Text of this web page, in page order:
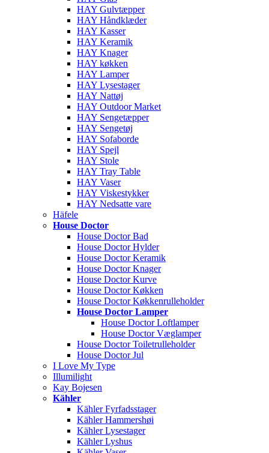
HAY Gulvtæpper
HAY Håndklæder
HAY Kasser
HAY Keramik
HAY Knager
HAY køkken
HAY Lamper
HAY Lysestager
HAY Nattøj
HAY Outdoor Market
HAY Sengetæpper
HAY Sengetøj
HAY Sofaborde
HAY Spejl
HAY Stole
HAY Tray Table
HAY Vaser
HAY Viskestykker
HAY Nedsatte vare
Häfele
House Doctor
House Doctor Bad
House Doctor Hylder
House Doctor Keramik
House Doctor Knager
House Doctor Kurve
House Doctor Køkken
House Doctor Køkkenrulleholder
House Doctor Lamper
House Doctor Loftlamper
House Doctor Væglamper
House Doctor Toiletrulleholder
House Doctor Jul
I Love My Type
Illumilight
Kay Bojesen
Kähler
Kähler Fyrfadsstager
Kähler Hammershøi
Kähler Lysestager
Kähler Lyshus